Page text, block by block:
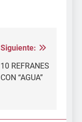
Siguiente:
10 REFRANES
CON “AGUA”